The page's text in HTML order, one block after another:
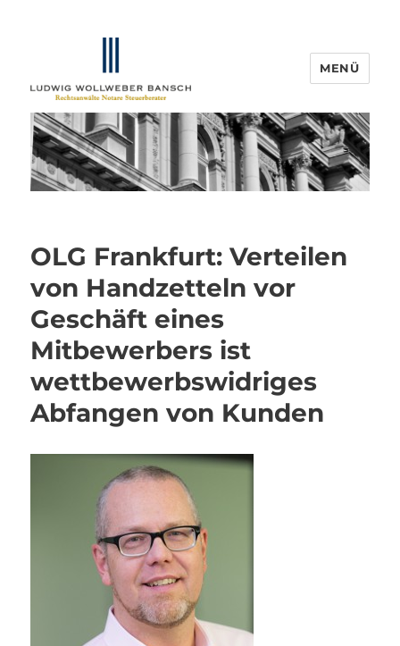
IP-Blogger.de
MENÜ
OLG Frankfurt: Verteilen
von Handzetteln vor
Geschäft eines
Mitbewerbers ist
wettbewerbswidriges
Abfangen von Kunden